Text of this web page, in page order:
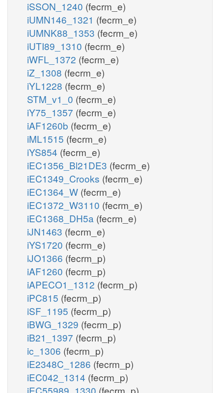
iSSON_1240 (fecrm_e)
iUMN146_1321 (fecrm_e)
iUMNK88_1353 (fecrm_e)
iUTI89_1310 (fecrm_e)
iWFL_1372 (fecrm_e)
iZ_1308 (fecrm_e)
iYL1228 (fecrm_e)
STM_v1_0 (fecrm_e)
iY75_1357 (fecrm_e)
iAF1260b (fecrm_e)
iML1515 (fecrm_e)
iYS854 (fecrm_e)
iEC1356_Bl21DE3 (fecrm_e)
iEC1349_Crooks (fecrm_e)
iEC1364_W (fecrm_e)
iEC1372_W3110 (fecrm_e)
iEC1368_DH5a (fecrm_e)
iJN1463 (fecrm_e)
iYS1720 (fecrm_e)
iJO1366 (fecrm_p)
iAF1260 (fecrm_p)
iAPECO1_1312 (fecrm_p)
iPC815 (fecrm_p)
iSF_1195 (fecrm_p)
iBWG_1329 (fecrm_p)
iB21_1397 (fecrm_p)
ic_1306 (fecrm_p)
iE2348C_1286 (fecrm_p)
iEC042_1314 (fecrm_p)
iEC55989_1330 (fecrm_p)